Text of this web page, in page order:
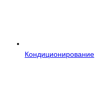
Кондиционирование